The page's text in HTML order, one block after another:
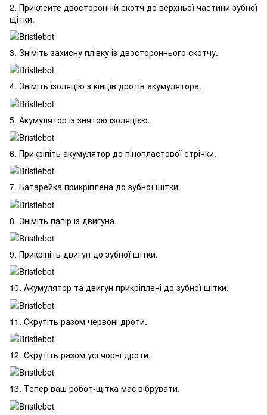
2. Приклейте двосторонній скотч до верхньої частини зубної
щітки.
3. Зніміть захисну плівку із двостороннього скотчу.
4. Зніміть ізоляцію з кінців дротів акумулятора.
5. Акумулятор із знятою ізоляцією.
6. Прикріпіть акумулятор до пінопластової стрічки.
7. Батарейка прикріплена до зубної щітки.
8. Зніміть папір із двигуна.
9. Прикріпіть двигун до зубної щітки.
10. Акумулятор та двигун прикріплені до зубної щітки.
11. Скрутіть разом червоні дроти.
12. Скрутіть разом усі чорні дроти.
13. Тепер ваш робот-щітка має вібрувати.